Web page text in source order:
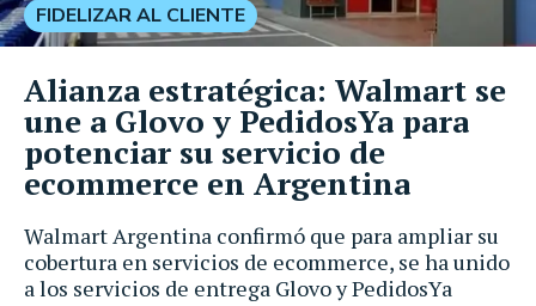
Walmart Argentina confirmó que para ampliar su
cobertura en servicios de ecommerce, se ha unido
a los servicios de entrega Glovo y PedidosYa
FIDELIZAR AL CLIENTE
Alianza estratégica: Walmart se
une a Glovo y PedidosYa para
potenciar su servicio de
ecommerce en Argentina